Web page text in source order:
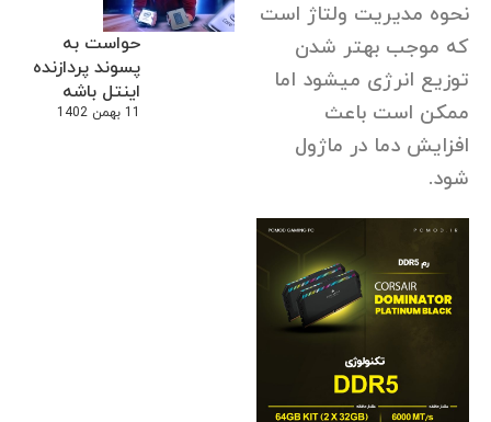
حواست به
پسوند پردازنده
اینتل باشه
11 بهمن 1402
نحوه مدیریت ولتاژ است
که موجب بهتر شدن
توزیع انرژی میشود اما
ممکن است باعث
افزایش دما در ماژول
شود.